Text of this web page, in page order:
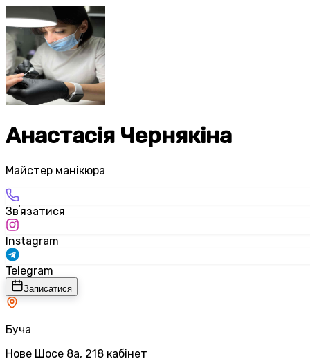
Анастасія Чернякіна
Майстер манікюра
Звʼязатися
Instagram
Telegram
Записатися
Буча
Нове Шосе 8а, 218 кабінет